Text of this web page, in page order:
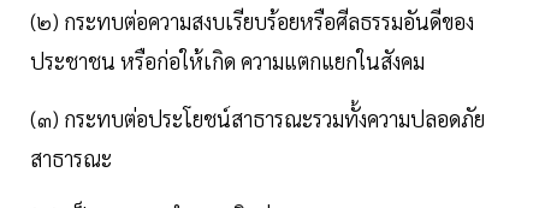
(๒) กระทบต่อความสงบเรียบร้อยหรือศีลธรรมอันดีของ
ประชาชน หรือก่อให้เกิด ความแตกแยกในสังคม
(๓) กระทบต่อประโยชน์สาธารณะรวมทั้งความปลอดภัย
สาธารณะ